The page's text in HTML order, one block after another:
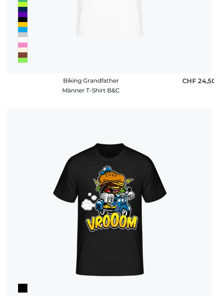
Biking Grandfather
Männer T-Shirt B&C
CHF 24,50